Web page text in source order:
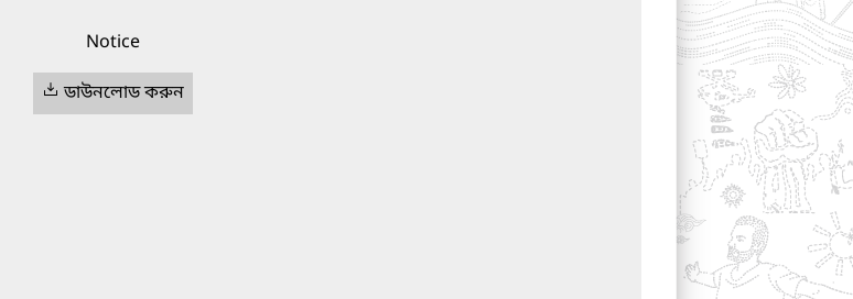
Notice
ডাউনলোড করুন